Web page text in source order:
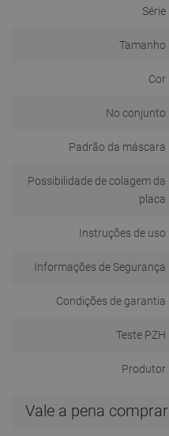
Série
Tamanho
Cor
No conjunto
Padrão da máscara
Possibilidade de colagem da
placa
Instruções de uso
Informações de Segurança
Condições de garantia
Teste PZH
Produtor
Vale a pena comprar